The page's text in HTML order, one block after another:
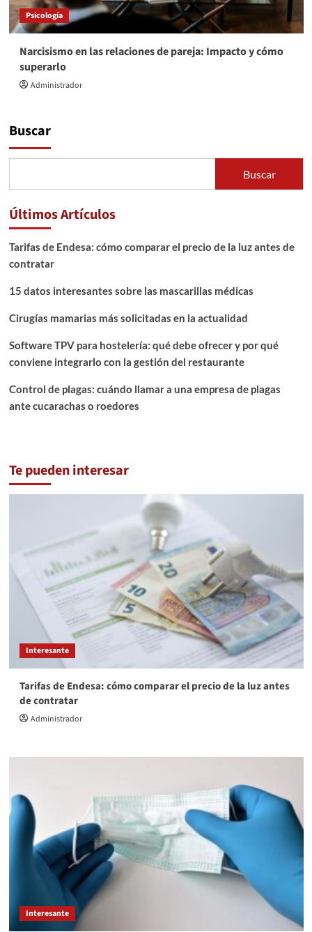
Psicología
Narcisismo en las relaciones de pareja: Impacto y cómo
superarlo
Administrador
Buscar
Buscar
Últimos Artículos
Tarifas de Endesa: cómo comparar el precio de la luz antes de
contratar
15 datos interesantes sobre las mascarillas médicas
Cirugías mamarias más solicitadas en la actualidad
Software TPV para hostelería: qué debe ofrecer y por qué
conviene integrarlo con la gestión del restaurante
Control de plagas: cuándo llamar a una empresa de plagas
ante cucarachas o roedores
Te pueden interesar
Interesante
Tarifas de Endesa: cómo comparar el precio de la luz antes
de contratar
Administrador
Interesante